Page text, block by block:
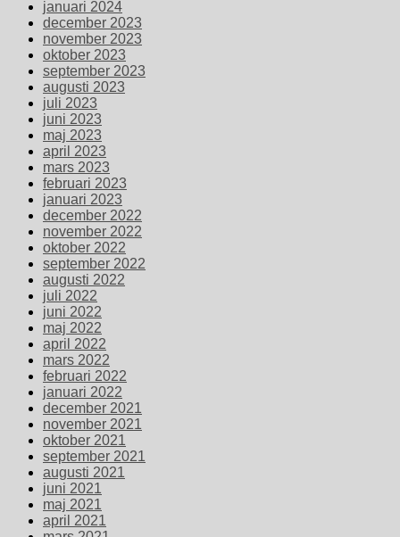
januari 2024
december 2023
november 2023
oktober 2023
september 2023
augusti 2023
juli 2023
juni 2023
maj 2023
april 2023
mars 2023
februari 2023
januari 2023
december 2022
november 2022
oktober 2022
september 2022
augusti 2022
juli 2022
juni 2022
maj 2022
april 2022
mars 2022
februari 2022
januari 2022
december 2021
november 2021
oktober 2021
september 2021
augusti 2021
juni 2021
maj 2021
april 2021